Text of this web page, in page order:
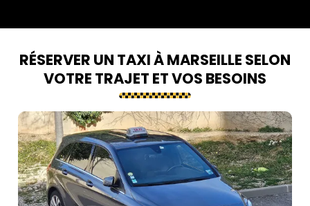
RÉSERVER UN TAXI À MARSEILLE SELON
VOTRE TRAJET ET VOS BESOINS